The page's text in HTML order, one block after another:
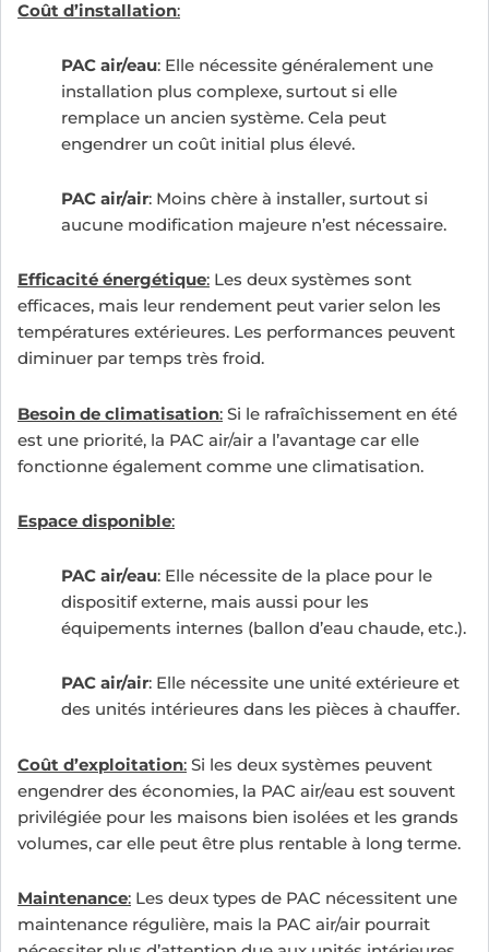
Coût d’installation:
PAC air/eau: Elle nécessite généralement une
installation plus complexe, surtout si elle
remplace un ancien système. Cela peut
engendrer un coût initial plus élevé.
PAC air/air: Moins chère à installer, surtout si
aucune modification majeure n’est nécessaire.
Efficacité énergétique: Les deux systèmes sont
efficaces, mais leur rendement peut varier selon les
températures extérieures. Les performances peuvent
diminuer par temps très froid.
Besoin de climatisation: Si le rafraîchissement en été
est une priorité, la PAC air/air a l’avantage car elle
fonctionne également comme une climatisation.
Espace disponible:
PAC air/eau: Elle nécessite de la place pour le
dispositif externe, mais aussi pour les
équipements internes (ballon d’eau chaude, etc.).
PAC air/air: Elle nécessite une unité extérieure et
des unités intérieures dans les pièces à chauffer.
Coût d’exploitation: Si les deux systèmes peuvent
engendrer des économies, la PAC air/eau est souvent
privilégiée pour les maisons bien isolées et les grands
volumes, car elle peut être plus rentable à long terme.
Maintenance: Les deux types de PAC nécessitent une
maintenance régulière, mais la PAC air/air pourrait